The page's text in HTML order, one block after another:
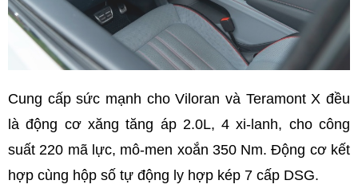
Cung cấp sức mạnh cho Viloran và Teramont X đều
là động cơ xăng tăng áp 2.0L, 4 xi-lanh, cho công
suất 220 mã lực, mô-men xoắn 350 Nm. Động cơ kết
hợp cùng hộp số tự động ly hợp kép 7 cấp DSG.